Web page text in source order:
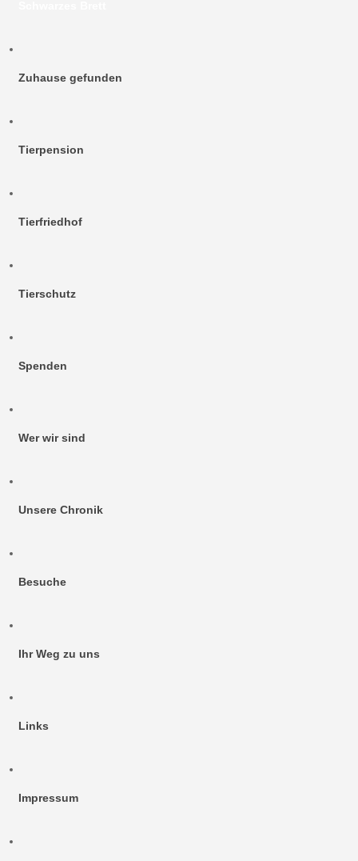
Zuhause gefunden
Tierpension
Tierfriedhof
Tierschutz
Spenden
Wer wir sind
Unsere Chronik
Besuche
Ihr Weg zu uns
Links
Impressum